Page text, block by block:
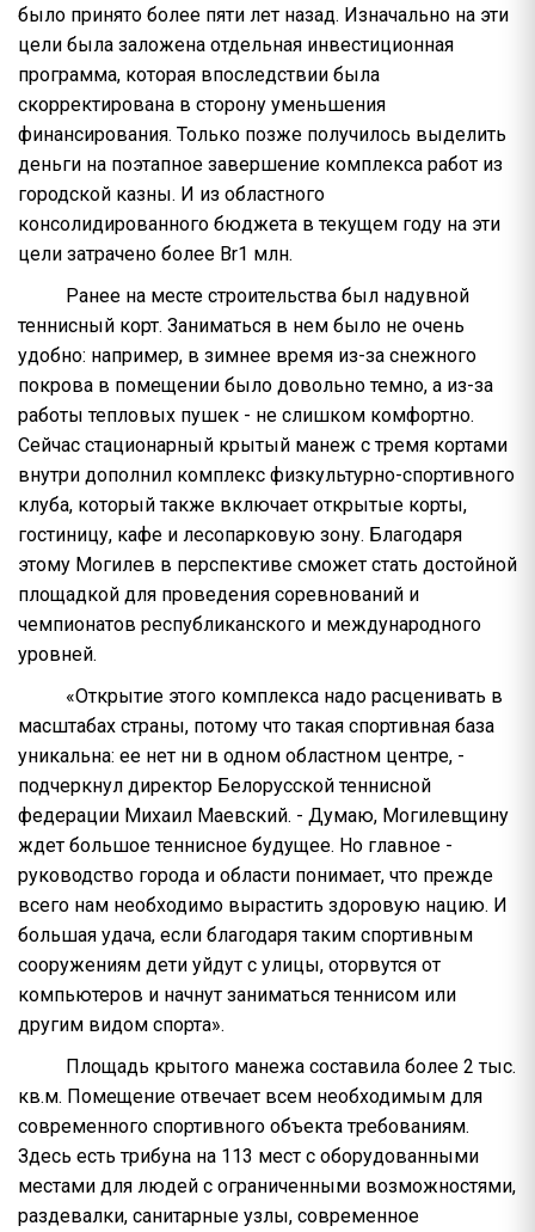
было принято более пяти лет назад. Изначально на эти
цели была заложена отдельная инвестиционная
программа, которая впоследствии была
скорректирована в сторону уменьшения
финансирования. Только позже получилось выделить
деньги на поэтапное завершение комплекса работ из
городской казны. И из областного
консолидированного бюджета в текущем году на эти
цели затрачено более Br1 млн.
Ранее на месте строительства был надувной
теннисный корт. Заниматься в нем было не очень
удобно: например, в зимнее время из-за снежного
покрова в помещении было довольно темно, а из-за
работы тепловых пушек - не слишком комфортно.
Сейчас стационарный крытый манеж с тремя кортами
внутри дополнил комплекс физкультурно-спортивного
клуба, который также включает открытые корты,
гостиницу, кафе и лесопарковую зону. Благодаря
этому Могилев в перспективе сможет стать достойной
площадкой для проведения соревнований и
чемпионатов республиканского и международного
уровней.
«Открытие этого комплекса надо расценивать в
масштабах страны, потому что такая спортивная база
уникальна: ее нет ни в одном областном центре, -
подчеркнул директор Белорусской теннисной
федерации Михаил Маевский. - Думаю, Могилевщину
ждет большое теннисное будущее. Но главное -
руководство города и области понимает, что прежде
всего нам необходимо вырастить здоровую нацию. И
большая удача, если благодаря таким спортивным
сооружениям дети уйдут с улицы, оторвутся от
компьютеров и начнут заниматься теннисом или
другим видом спорта».
Площадь крытого манежа составила более 2 тыс.
кв.м. Помещение отвечает всем необходимым для
современного спортивного объекта требованиям.
Здесь есть трибуна на 113 мест с оборудованными
местами для людей с ограниченными возможностями,
раздевалки, санитарные узлы, современное